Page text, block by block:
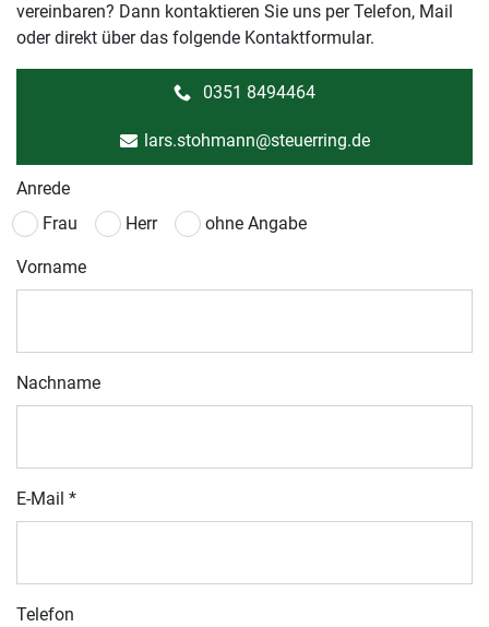
vereinbaren? Dann kontaktieren Sie uns per Telefon, Mail
oder direkt über das folgende Kontaktformular.
0351 8494464
lars.stohmann@steuerring.de
Anrede
Frau
Herr ohne Angabe
Vorname
Nachname
E-Mail *
Telefon